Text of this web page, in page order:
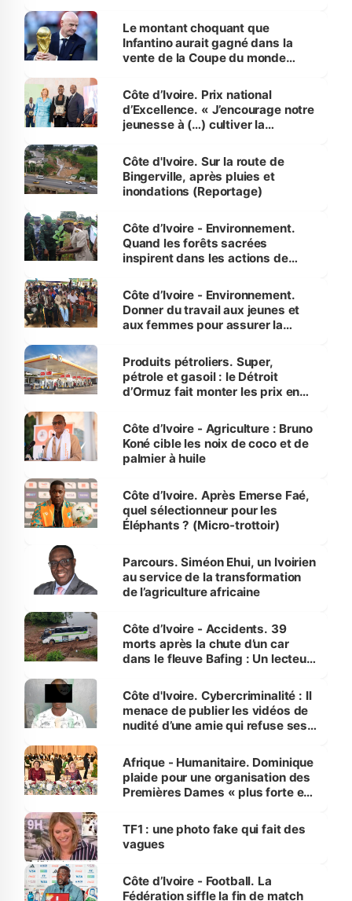
Le montant choquant que
Infantino aurait gagné dans la
vente de la Coupe du monde
Côte d’Ivoire. Prix national
d’Excellence. « J’encourage notre
jeunesse à (…) cultiver la
(Alassane Ouattara
Côte d'Ivoire. Sur la route de
Bingerville, après pluies et
inondations (Reportage)
Côte d’Ivoire - Environnement.
Quand les forêts sacrées
inspirent dans les actions de
Côte d’Ivoire - Environnement.
Donner du travail aux jeunes et
aux femmes pour assurer la
menacées
Produits pétroliers. Super,
pétrole et gasoil : le Détroit
d’Ormuz fait monter les prix en
Côte d’Ivoire - Agriculture : Bruno
Koné cible les noix de coco et de
palmier à huile
Côte d’Ivoire. Après Emerse Faé,
quel sélectionneur pour les
Éléphants ? (Micro-trottoir)
Parcours. Siméon Ehui, un Ivoirien
au service de la transformation
de l’agriculture africaine
Côte d’Ivoire - Accidents. 39
morts après la chute d’un car
dans le fleuve Bafing : Un lecteur
des Transports
Côte d'Ivoire. Cybercriminalité : Il
menace de publier les vidéos de
nudité d’une amie qui refuse ses
Afrique - Humanitaire. Dominique
plaide pour une organisation des
Premières Dames « plus forte et
sur la scène internationale »
TF1 : une photo fake qui fait des
vagues
Côte d’Ivoire - Football. La
Fédération siffle la fin de match